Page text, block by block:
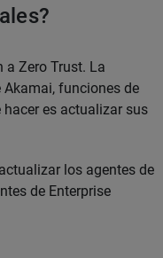
Zero Trust. La
funciones de
es actualizar sus
los agentes de
de Enterprise